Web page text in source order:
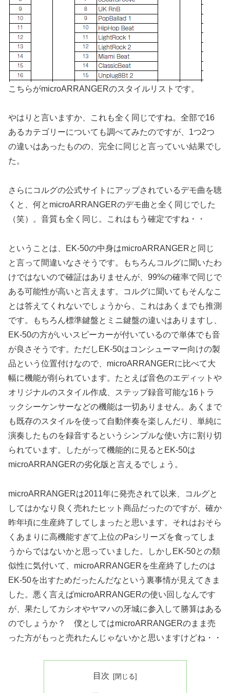
こちらがmicroARRANGERのスタイルリストです。
やはりと言いますか、これも全く同じですね。全部で16
あるカテゴリーについても調べてみたのですが、1つ2つ
の違いはあったものの、完全に同じと言っていい結果でし
た。
さらにコルグの公式サイトにアップされているデモ曲を聴
くと、何とmicroARRANGERのデモ曲と全く同じでした
（笑）。音質も全く同じ。これはもう確定ですね・・
ということは、EK-50の中身はmicroARRANGERと同じ
と言って間違いなさそうです。もちろんコルグに聞いたわ
けではないので確証はありませんが、99%の確率で同じで
ある可能性が高いと言えます。コルグに聞いてもそんなこ
とは答えてくれないでしょうから、これはあくまでも推測
です。もちろん標準鍵盤とミニ鍵盤の違いはありますし、
EK-50の方がいいスピーカーが付いているので単体でも音
が良さそうです。ただしEK-50はコンシューマー向けの製
品という位置付けなので、microARRANGERに比べて大
幅に機能が削られています。たとえば音色のエディットや
オリジナルのスタイル作成、ステップ録音可能な16トラ
ックシーケンサーなどの機能は一切ありません。あくまで
も既存のスタイルを使って自動伴奏を楽しんだり、単純に
演奏したものを録音するというシンプルな使い方に割り切
られています。したがって機能的に見るとEK-50は
microARRANGERの劣化版と言えるでしょう。
microARRANGERは2011年に発売されて以来、コルグと
してはかなり良く売れたヒット商品だったのですが、確か
昨年頃に生産終了してしまったと思います。それはおそら
くあまりに高機能すぎて上位のPaシリーズを食ってしま
うからではないかと思っていました。しかしEK-50との類
似性に気付いて、microARRANGERを生産終了したのは
EK-50を出すためだったんだなという裏事情が見えてきま
した。悪く言えばmicroARRANGERの使い回しなんです
が、果たしてカシオやヤマハの牙城に参入して勝算はある
のでしょうか？ 僕としてはmicroARRANGERのまま売
った方がもっと売れたんじゃないかと思いますけどね・・
目次